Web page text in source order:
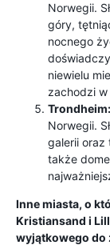
Norwegii.
góry,
nocnego
niewielu
zachodzi w
Trondheim:
Norwegii.
galerii oraz
także
Inne miasta, o
Kristiansand i
wyjątkowego do